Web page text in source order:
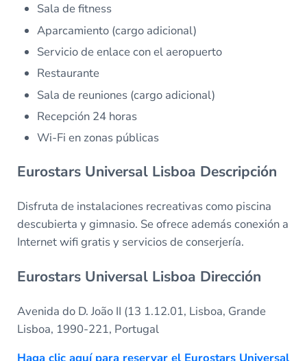
Sala de fitness
Aparcamiento (cargo adicional)
Servicio de enlace con el aeropuerto
Restaurante
Sala de reuniones (cargo adicional)
Recepción 24 horas
Wi-Fi en zonas públicas
Eurostars Universal Lisboa Descripción
Disfruta de instalaciones recreativas como piscina
descubierta y gimnasio. Se ofrece además conexión a
Internet wifi gratis y servicios de conserjería.
Eurostars Universal Lisboa Dirección
Avenida do D. João II (13 1.12.01, Lisboa, Grande
Lisboa, 1990-221, Portugal
Haga clic aquí para reservar el Eurostars Universal